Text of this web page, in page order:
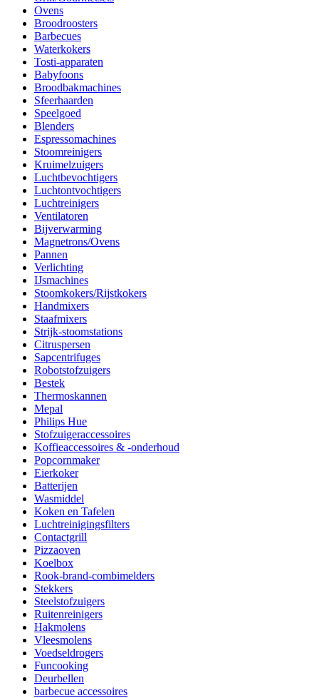
Ovens
Broodroosters
Barbecues
Waterkokers
Tosti-apparaten
Babyfoons
Broodbakmachines
Sfeerhaarden
Speelgoed
Blenders
Espressomachines
Stoomreinigers
Kruimelzuigers
Luchtbevochtigers
Luchtontvochtigers
Luchtreinigers
Ventilatoren
Bijverwarming
Magnetrons/Ovens
Pannen
Verlichting
IJsmachines
Stoomkokers/Rijstkokers
Handmixers
Staafmixers
Strijk-stoomstations
Citruspersen
Sapcentrifuges
Robotstofzuigers
Bestek
Thermoskannen
Mepal
Philips Hue
Stofzuigeraccessoires
Koffieaccessoires & -onderhoud
Popcornmaker
Eierkoker
Batterijen
Wasmiddel
Koken en Tafelen
Luchtreinigingsfilters
Contactgrill
Pizzaoven
Koelbox
Rook-brand-combimelders
Stekkers
Steelstofzuigers
Ruitenreinigers
Hakmolens
Vleesmolens
Voedseldrogers
Funcooking
Deurbellen
barbecue accessoires